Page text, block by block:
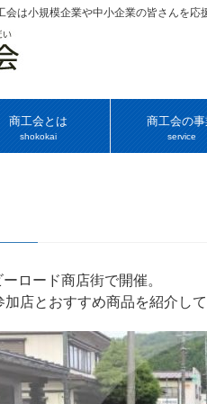
は小規模企業や中小企業の皆さんを応
商工会とは
shokokai
商工会の
service
ロード商店街で開催。
店とおすすめ商品を紹介し